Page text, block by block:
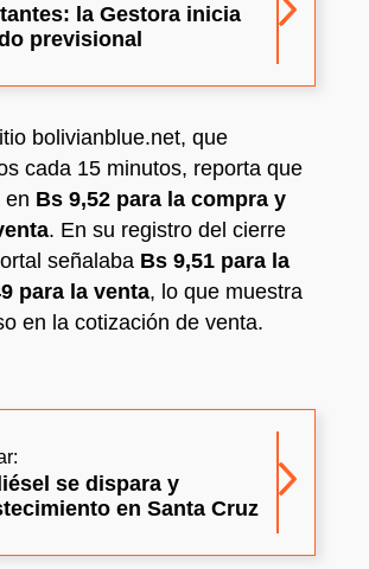
la Gestora inicia
previsional
bolivianblue.net, que
cada 15 minutos, reporta que
en Bs 9,52 para la compra y
. En su registro del cierre
señalaba Bs 9,51 para la
para la venta, lo que muestra
en la cotización de venta.
se dispara y
en Santa Cruz